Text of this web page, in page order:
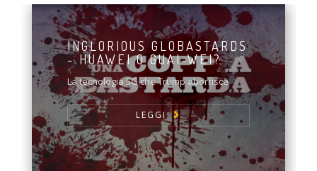
INGLORIOUS GLOBASTARDS
- HUAWEI O GUAI-WEI?
La tecnologia 5G che Trump aborrisce
LEGGI